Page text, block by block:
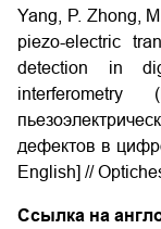
Yang, P. Zhong,
piezo-electric
detection in
interferometry
дефектов в
English] //
Ссылка на